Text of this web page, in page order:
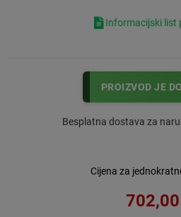
Informacijski list
PROIZVOD JE
Besplatna dostava za
Cijena za
702,00